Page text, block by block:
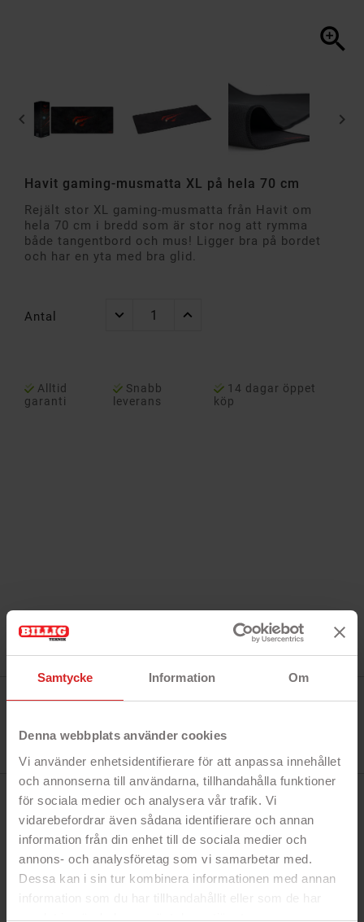
Samtycke Information Om
Denna webbplats använder cookies
Vi använder enhetsidentifierare för att anpassa innehållet
och annonserna till användarna, tillhandahålla funktioner
för sociala medier och analysera vår trafik. Vi
vidarebefordrar även sådana identifierare och annan
information från din enhet till de sociala medier och
annons- och analysföretag som vi samarbetar med.
Dessa kan i sin tur kombinera informationen med annan
information som du har tillhandahållit eller som de har
samlat in när du har använt deras tjänster.

 
Havit gaming-musmatta XL på hela 70 cm
Rejält stor XL gaming-musmatta från Havit om
hela 70 cm i bredd som är stor nog att rymma
både tangentbord och mus! Ligger bra på bordet
och har en yta med bra glid.
Antal
Alltid
garanti
Snabb
leverans
14 dagar öppet
köp
HV-MP861
I lager
21 objekt
BESKRIVNING
Snabbfakta!
- 70 x 30 cm